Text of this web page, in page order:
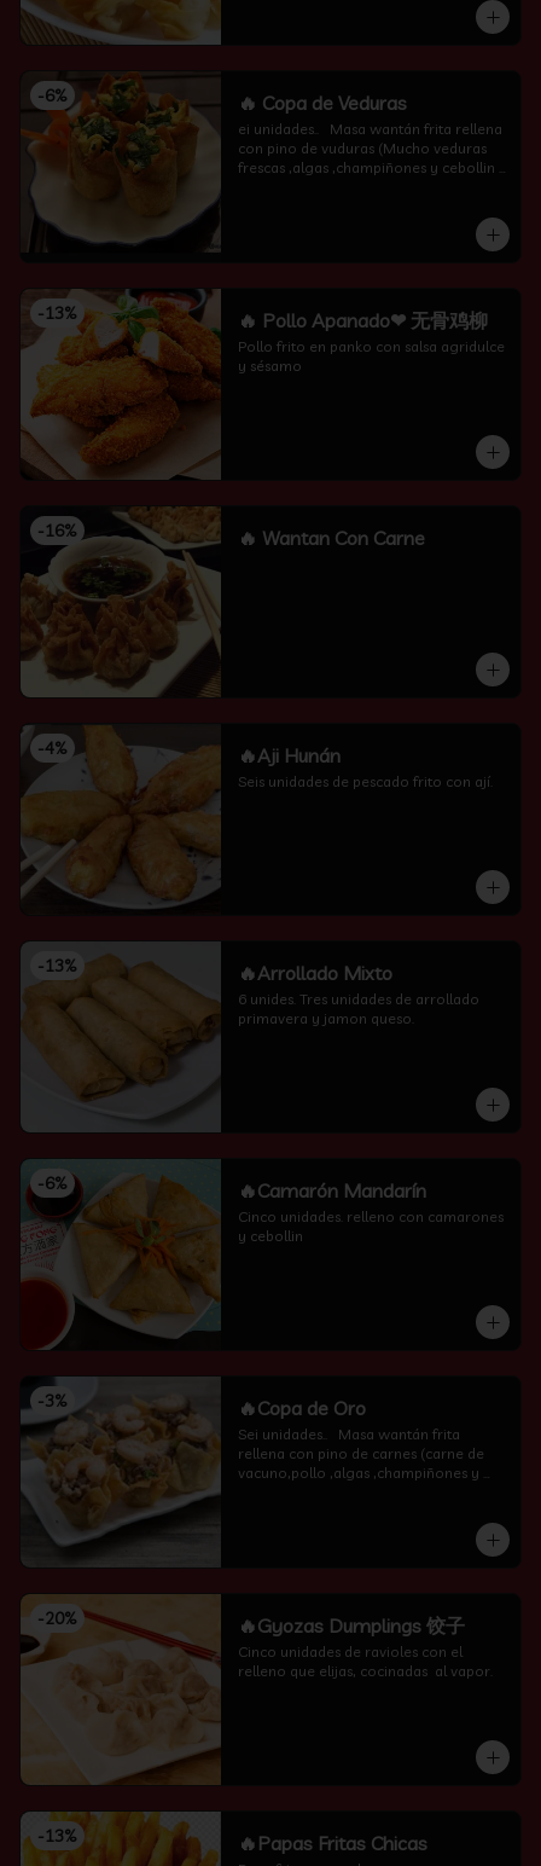
-6% 🔥 Copa de Veduras
ei unidades..   Masa wantán frita rellena
con pino de vuduras (Mucho veduras
frescas ,algas ,champiñones y cebollin
-13% 🔥 Pollo Apanado❤ 无骨鸡柳
Pollo frito en panko con salsa agridulce
y sésamo
-16% 🔥 Wantan Con Carne
-4% 🔥Aji Hunán
Seis unidades de pescado frito con ají.
-13% 🔥Arrollado Mixto
6 unides. Tres unidades de arrollado
primavera y jamon queso.
-6% 🔥Camarón Mandarín
Cinco unidades. relleno con camarones
y cebollin
-3% 🔥Copa de Oro
Sei unidades..   Masa wantán frita
rellena con pino de carnes (carne de
vacuno,pollo ,algas ,champiñones y
-20% 🔥Gyozas Dumplings 饺子
Cinco unidades de ravioles con el
relleno que elijas, cocinadas  al vapor.
-13% 🔥Papas Fritas Chicas